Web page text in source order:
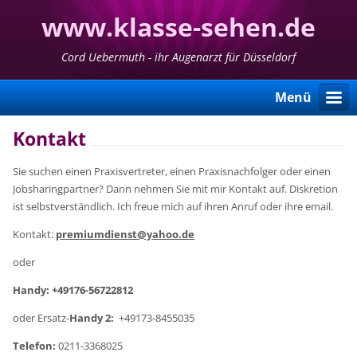
www.klasse-sehen.de
Cord Uebermuth - ihr Augenarzt für Düsseldorf
Menü
Kontakt
Sie suchen einen Praxisvertreter, einen Praxisnachfolger oder einen
Jobsharingpartner? Dann nehmen Sie mit mir Kontakt auf. Diskretion
ist selbstverständlich. Ich freue mich auf ihren Anruf oder ihre email.
Kontakt: premiumdienst@yahoo.de
oder
Handy: +49176-56722812
oder Ersatz-Handy 2: +49173-8455035
Telefon: 0211-3368025